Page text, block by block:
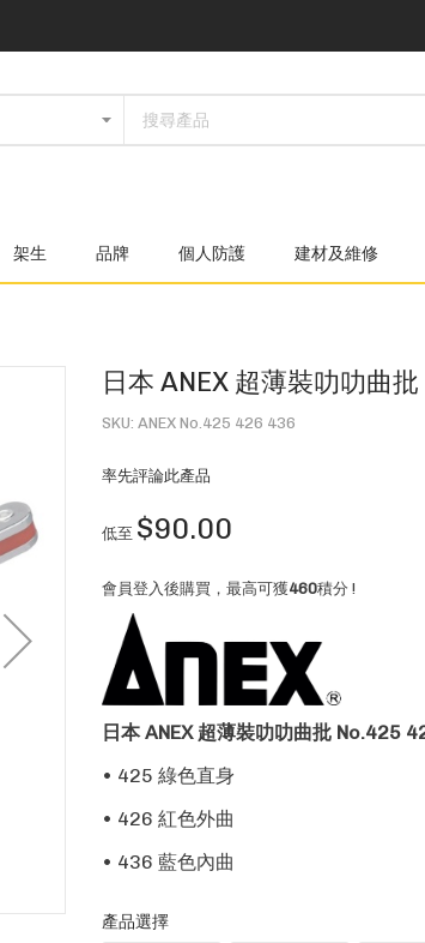
架生 品牌 個人防護 建材及維修
日本 ANEX 超薄裝叻叻曲
SKU ANEX No.425 426 436
率先評論此產品
低至 $90.00
會員登入後購買，最高可獲460積分 !
日本 ANEX 超薄裝叻叻曲批 No.425
• 425 綠色直身
• 426 紅色外曲
• 436 藍色內曲
產品選擇